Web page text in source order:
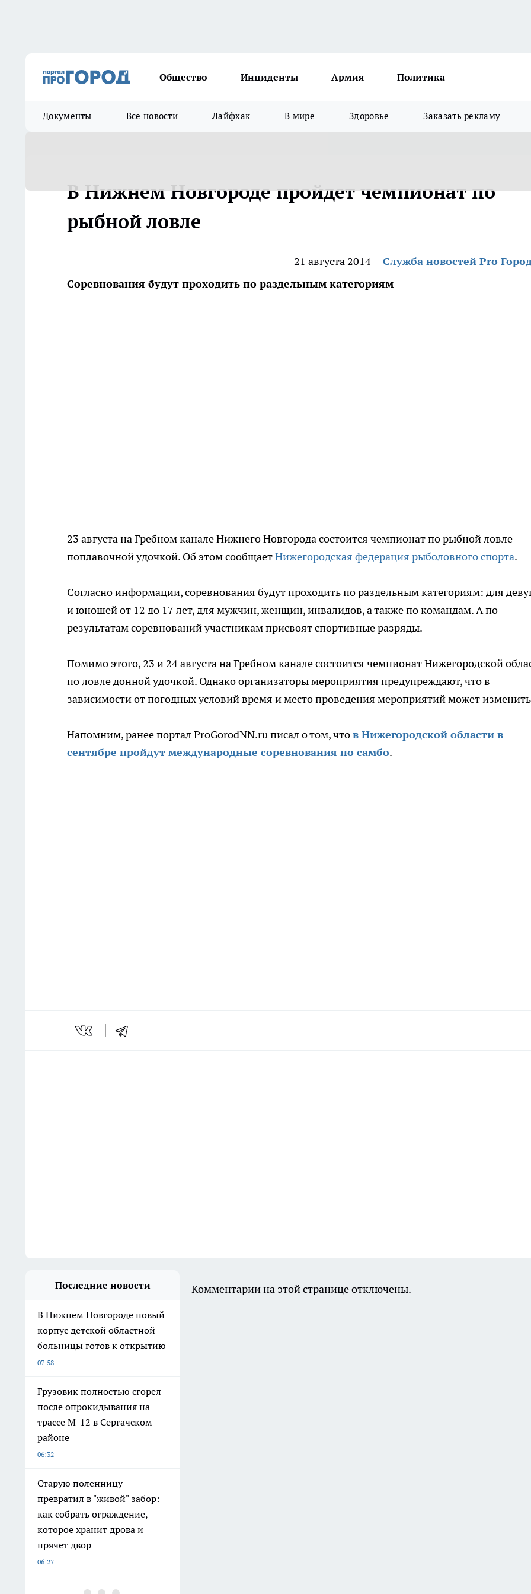
Общество Инциденты Армия Политика
Документы Все новости Лайфхак В мире Здоровье Заказать рекламу
В Нижнем Новгороде пройдет чемпионат по
рыбной ловле
21 августа 2014
Служба новостей Pro
Соревнования будут проходить по раздельным категориям
23 августа на Гребном канале Нижнего Новгорода состоится чемпионат по рыбной ловле
поплавочной удочкой. Об этом сообщаетНижегородская федерация рыболовного спорта.
Согласно информации, соревнования будут проходить по раздельным категориям: для
и юношей от 12 до 17 лет, для мужчин, женщин, инвалидов, а также по командам. А по
результатам соревнований участникам присвоят спортивные разряды.
Помимо этого, 23 и 24 августа на Гребном канале состоится чемпионат Нижегородской
по ловле донной удочкой. Однако организаторы мероприятия предупреждают, что в
зависимости от погодных условий время и место проведения мероприятий может
Напомним, ранее портал ProGorodNN.ru писал о том, чтов Нижегородской области в
сентябре пройдут международные соревнования по самбо.
Последние новости
В Нижнем Новгороде новый
корпус детской областной
больницы готов к открытию
07:58
Грузовик полностью сгорел
после опрокидывания на
трассе М-12 в Сергачском
районе
06:32
Старую поленницу
превратил в "живой" забор:
как собрать ограждение,
которое хранит дрова и
прячет двор
06:27
Нижегородский минздрав
Комментарии на этой странице отключены.